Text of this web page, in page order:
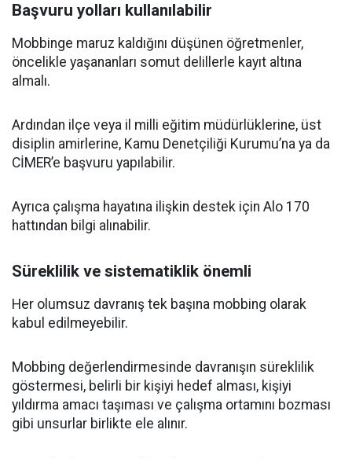
Başvuru yolları kullanılabilir
Mobbinge maruz kaldığını düşünen öğretmenler,
öncelikle yaşananları somut delillerle kayıt altına
almalı.
Ardından ilçe veya il milli eğitim müdürlüklerine, üst
disiplin amirlerine, Kamu Denetçiliği Kurumu’na ya da
CİMER’e başvuru yapılabilir.
Ayrıca çalışma hayatına ilişkin destek için Alo 170
hattından bilgi alınabilir.
Süreklilik ve sistematiklik önemli
Her olumsuz davranış tek başına mobbing olarak
kabul edilmeyebilir.
Mobbing değerlendirmesinde davranışın süreklilik
göstermesi, belirli bir kişiyi hedef alması, kişiyi
yıldırma amacı taşıması ve çalışma ortamını bozması
gibi unsurlar birlikte ele alınır.